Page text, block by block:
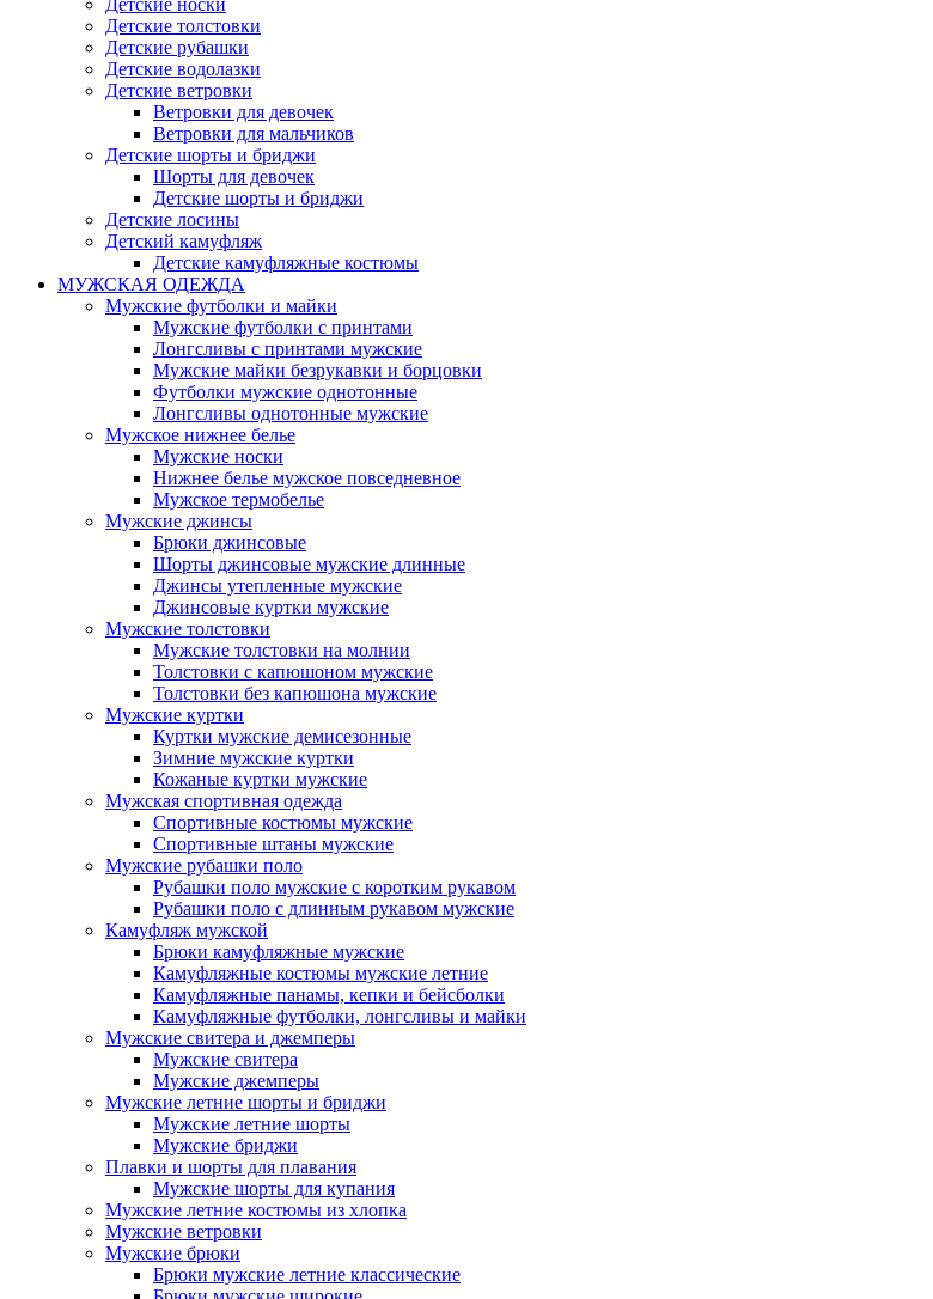
Детские носки
Детские толстовки
Детские рубашки
Детские водолазки
Детские ветровки
Ветровки для девочек
Ветровки для мальчиков
Детские шорты и бриджи
Шорты для девочек
Детские шорты и бриджи
Детские лосины
Детский камуфляж
Детские камуфляжные костюмы
МУЖСКАЯ ОДЕЖДА
Мужские футболки и майки
Мужские футболки с принтами
Лонгсливы с принтами мужские
Мужские майки безрукавки и борцовки
Футболки мужские однотонные
Лонгсливы однотонные мужские
Мужское нижнее белье
Мужские носки
Нижнее белье мужское повседневное
Мужское термобелье
Мужские джинсы
Брюки джинсовые
Шорты джинсовые мужские длинные
Джинсы утепленные мужские
Джинсовые куртки мужские
Мужские толстовки
Мужские толстовки на молнии
Толстовки с капюшоном мужские
Толстовки без капюшона мужские
Мужские куртки
Куртки мужские демисезонные
Зимние мужские куртки
Кожаные куртки мужские
Мужская спортивная одежда
Спортивные костюмы мужские
Спортивные штаны мужские
Мужские рубашки поло
Рубашки поло мужские с коротким рукавом
Рубашки поло с длинным рукавом мужские
Камуфляж мужской
Брюки камуфляжные мужские
Камуфляжные костюмы мужские летние
Камуфляжные панамы, кепки и бейсболки
Камуфляжные футболки, лонгсливы и майки
Мужские свитера и джемперы
Мужские свитера
Мужские джемперы
Мужские летние шорты и бриджи
Мужские летние шорты
Мужские бриджи
Плавки и шорты для плавания
Мужские шорты для купания
Мужские летние костюмы из хлопка
Мужские ветровки
Мужские брюки
Брюки мужские летние классические